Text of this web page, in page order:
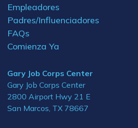
Empleadores
Padres/Influenciadores
FAQs
Comienza Ya
Gary Job Corps Center
Gary Job Corps Center
2800 Airport Hwy 21 E
San Marcos, TX 78667